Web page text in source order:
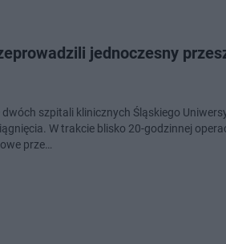
jednoczesny
szpitali klinicznych Śląskiego
W trakcie blisko 20-godzinnej
prze…